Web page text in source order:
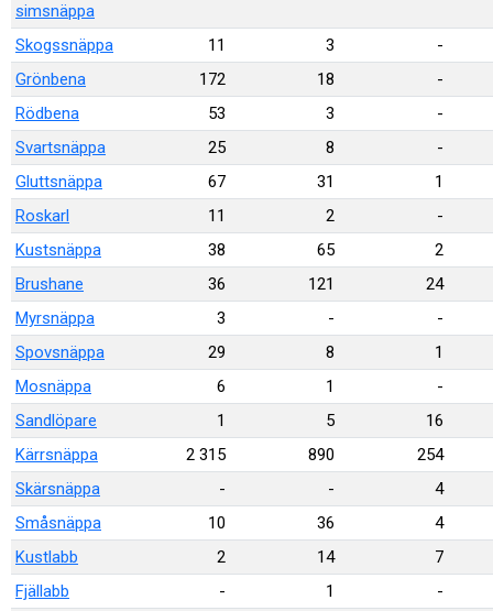
simsnäppa
Skogssnäppa 11 3
-
Grönbena
172 18
-
Rödbena
53 3
-
Svartsnäppa
25 8
-
Gluttsnäppa
67 31
1
Roskarl
11 2
-
Kustsnäppa
38 65
2
Brushane
36 121
24
Myrsnäppa
3 -
-
Spovsnäppa
29 8
1
Mosnäppa
6 1
-
Sandlöpare
1 5
16
Kärrsnäppa
2 315 890
254
Skärsnäppa
- -
4
Småsnäppa
10 36
4
Kustlabb
2 14
7
Fjällabb
- 1
-